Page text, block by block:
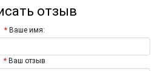
отзыв
Ваше имя:
Ваш отзыв